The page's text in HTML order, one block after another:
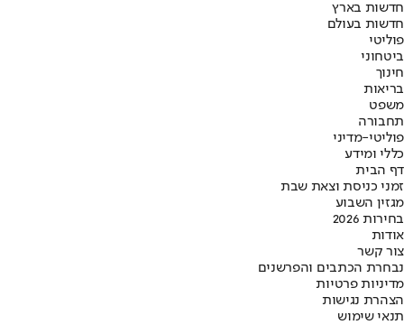
חדשות בארץ
חדשות בעולם
פוליטי
ביטחוני
חינוך
בריאות
משפט
תחבורה
פוליטי-מדיני
כללי ומידע
דף הבית
זמני כניסת וצאת שבת
מגזין השבוע
בחירות 2026
אודות
צור קשר
נבחרת הכתבים והפרשנים
מדיניות פרטיות
הצהרת נגישות
תנאי שימוש